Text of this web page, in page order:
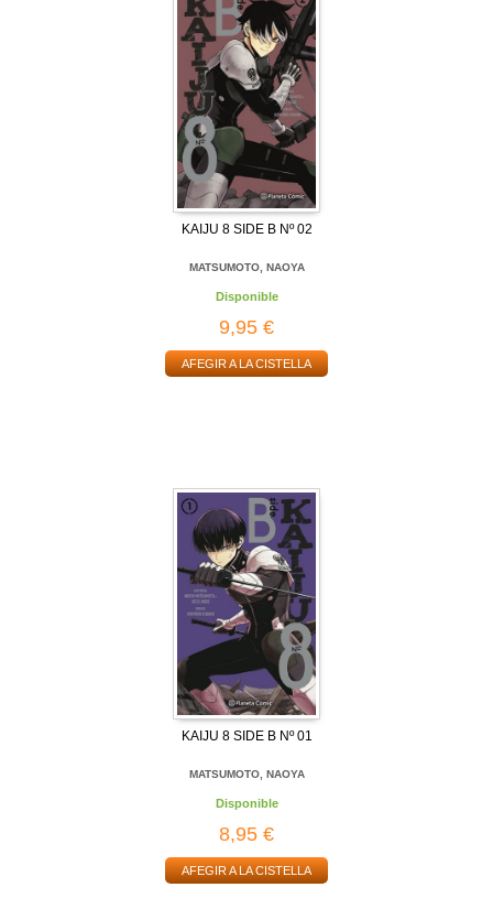
KAIJU 8 SIDE B Nº 02
MATSUMOTO, NAOYA
Disponible
9,95 €
AFEGIR A LA CISTELLA
KAIJU 8 SIDE B Nº 01
MATSUMOTO, NAOYA
Disponible
8,95 €
AFEGIR A LA CISTELLA